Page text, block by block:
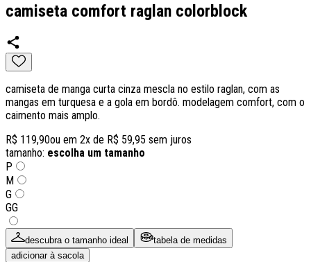
camiseta comfort raglan colorblock
camiseta de manga curta cinza mescla no estilo raglan, com as
mangas em turquesa e a gola em bordô. modelagem comfort, com o
caimento mais amplo.
R$ 119,90ou em 2x de R$ 59,95 sem juros
tamanho: escolha um tamanho
P
M
G
GG
descubra o tamanho ideal
tabela de medidas
adicionar à sacola